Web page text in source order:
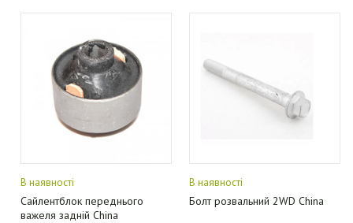
В наявності
Сайлентблок переднього
важеля задній China
В наявності
Болт розвальний 2WD China